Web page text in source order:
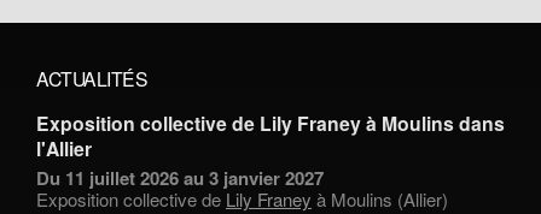
ACTUALITÉS
Exposition collective de Lily Franey à Moulins dans
l'Allier
Du 11 juillet 2026 au 3 janvier 2027
Exposition collective de Lily Franey à Moulins (Allier)